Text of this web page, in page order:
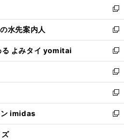
く
で
開
く
ィ
ン
ド
ウ
で
開
く
い
ウ
ィ
ン
ド
ウ
で
開
く
新
し
い
ウ
ィ
ン
ド
ウ
で
開
く
水先案内人
新
し
い
ウ
ィ
ン
ド
ウ
で
開
る よみタイ yomitai
新
し
い
ウ
ィ
ン
ド
ウ
新
し
い
ウ
ィ
ン
新
し
い
ウ
ン imidas
新
し